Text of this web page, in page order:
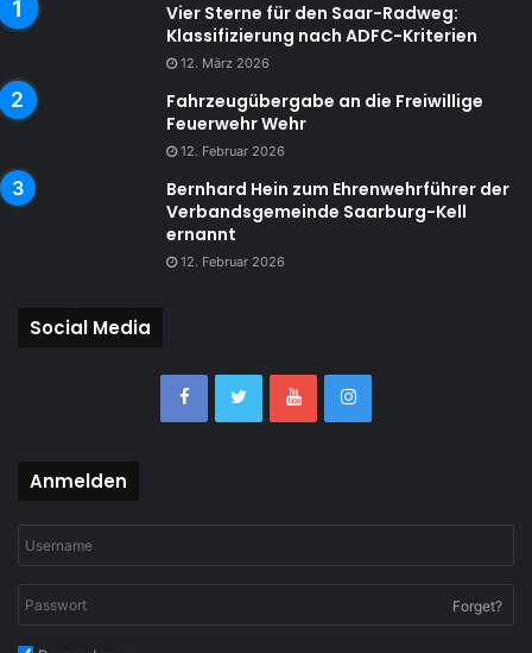
Vier Sterne für den Saar-Radweg:
Klassifizierung nach ADFC-Kriterien
12. März 2026
Fahrzeugübergabe an die Freiwillige
Feuerwehr Wehr
12. Februar 2026
Bernhard Hein zum Ehrenwehrführer der
Verbandsgemeinde Saarburg-Kell
ernannt
12. Februar 2026
Social Media
Anmelden
Forget?